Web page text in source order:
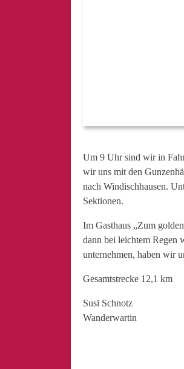
Um 9 Uhr sind wir in
wir uns mit den
nach Windischhausen.
Sektionen.
Im Gasthaus „Zum
dann bei leichtem Regen
unternehmen, haben wir
Gesamtstrecke 12,1 km
Susi Schnotz
Wanderwartin